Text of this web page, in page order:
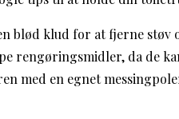
blød klud for at fjerne støv
rengøringsmidler, da de
med en egnet